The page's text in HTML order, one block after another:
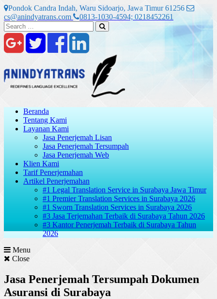
Skip
to
content
Pondok Candra Indah, Waru Sidoarjo, Jawa Timur 61256
cs@anindyatrans.com
0813-1030-4594; 0218452261
Search
for:
Beranda
Tentang Kami
Layanan Kami
Jasa Penerjemah Lisan
Jasa Penerjemah Tersumpah
Jasa Penerjemah Web
Klien Kami
Tarif Penerjemahan
Artikel Penerjemahan
#1 Legal Translation Service in Surabaya Jawa Timur
#1 Premier Translation Services in Surabaya 2026
#1 Sworn Translation Services in Surabaya 2026
#3 Jasa Terjemahan Terbaik di Surabaya Tahun 2026
#3 Kantor Penerjemah Terbaik di Surabaya Tahun
2026
Menu
Close
Jasa Penerjemah Tersumpah Dokumen
Asuransi di Surabaya